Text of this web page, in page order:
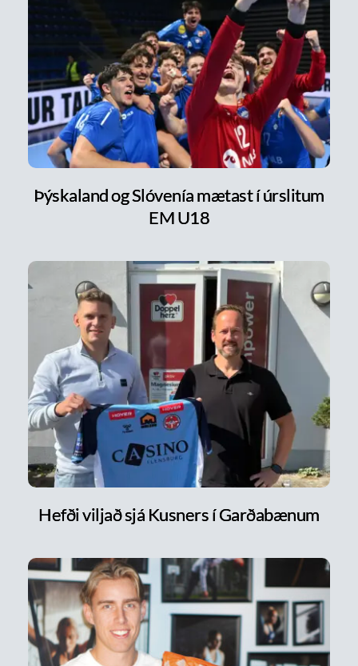
Þýskaland og Slóvenía mætast í úrslitum
EM U18
Hefði viljað sjá Kusners í Garðabænum